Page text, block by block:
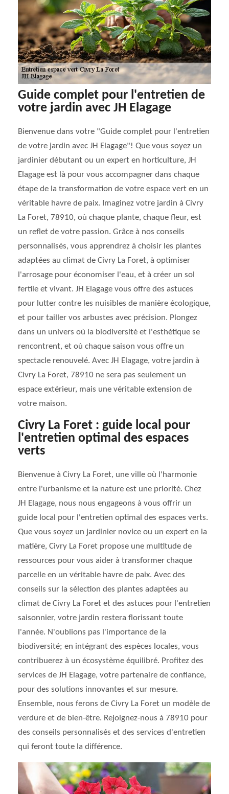
Guide complet pour l'entretien de
votre jardin avec JH Elagage
Bienvenue dans votre "Guide complet pour l'entretien
de votre jardin avec JH Elagage"! Que vous soyez un
jardinier débutant ou un expert en horticulture, JH
Elagage est là pour vous accompagner dans chaque
étape de la transformation de votre espace vert en un
véritable havre de paix. Imaginez votre jardin à Civry
La Foret, 78910, où chaque plante, chaque fleur, est
un reflet de votre passion. Grâce à nos conseils
personnalisés, vous apprendrez à choisir les plantes
adaptées au climat de Civry La Foret, à optimiser
l'arrosage pour économiser l'eau, et à créer un sol
fertile et vivant. JH Elagage vous offre des astuces
pour lutter contre les nuisibles de manière écologique,
et pour tailler vos arbustes avec précision. Plongez
dans un univers où la biodiversité et l'esthétique se
rencontrent, et où chaque saison vous offre un
spectacle renouvelé. Avec JH Elagage, votre jardin à
Civry La Foret, 78910 ne sera pas seulement un
espace extérieur, mais une véritable extension de
votre maison.
Civry La Foret : guide local pour
l'entretien optimal des espaces
verts
Bienvenue à Civry La Foret, une ville où l'harmonie
entre l'urbanisme et la nature est une priorité. Chez
JH Elagage, nous nous engageons à vous offrir un
guide local pour l'entretien optimal des espaces verts.
Que vous soyez un jardinier novice ou un expert en la
matière, Civry La Foret propose une multitude de
ressources pour vous aider à transformer chaque
parcelle en un véritable havre de paix. Avec des
conseils sur la sélection des plantes adaptées au
climat de Civry La Foret et des astuces pour l'entretien
saisonnier, votre jardin restera florissant toute
l'année. N'oublions pas l'importance de la
biodiversité; en intégrant des espèces locales, vous
contribuerez à un écosystème équilibré. Profitez des
services de JH Elagage, votre partenaire de confiance,
pour des solutions innovantes et sur mesure.
Ensemble, nous ferons de Civry La Foret un modèle de
verdure et de bien-être. Rejoignez-nous à 78910 pour
des conseils personnalisés et des services d'entretien
qui feront toute la différence.